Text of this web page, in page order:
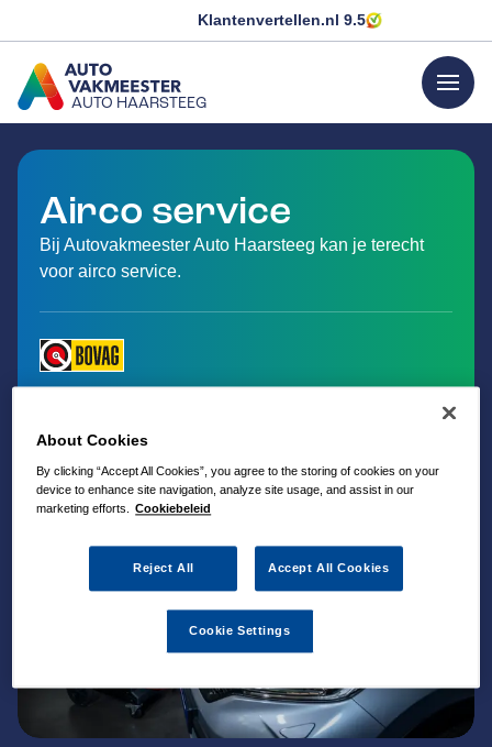
Klantenvertellen.nl 9.5
AUTO HAARSTEEG
GA NAAR DE HOMEPAGINA
menu
Airco service
Bij Autovakmeester Auto Haarsteeg kan je terecht
voor airco service.
About Cookies
By clicking “Accept All Cookies”, you agree to the storing of cookies on your
device to enhance site navigation, analyze site usage, and assist in our
marketing efforts.
Cookiebeleid
Reject All Accept All Cookies
Cookie Settings